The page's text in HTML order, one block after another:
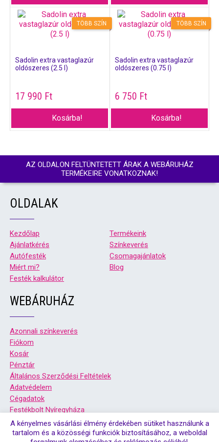
TÖBB SZÍN
Sadolin extra vastaglazúr
oldószeres (2.5 l)
17 990 Ft
Kosárba!
TÖBB SZÍN
Sadolin extra vastaglazúr
oldószeres (0.75 l)
6 750 Ft
Kosárba!
AZ OLDALON FELTÜNTETETT ÁRAK A WEBÁRUHÁZ
TERMÉKEIRE VONATKOZNAK!
OLDALAK
Kezdőlap
Termékeink
Ajánlatkérés
Színkeverés
Autófesték
Csomagajánlatok
Miért mi?
Blog
Festék kalkulátor
WEBÁRUHÁZ
Azonnali színkeverés
Fiókom
Kosár
Pénztár
Általános Szerződési Feltételek
Adatvédelem
Cégadatok
Festékbolt Nyíregyháza
Festékbolt Debrecen
A kényelmes vásárlási élmény érdekében sütiket használunk a
tartalom és a közösségi funkciók biztosításához, a weboldal